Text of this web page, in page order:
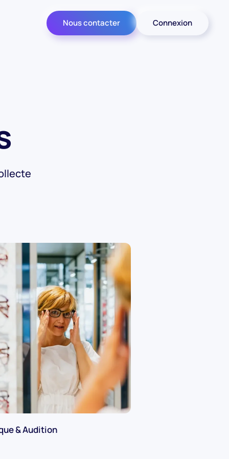
Nous contacter Connexion
& Audition